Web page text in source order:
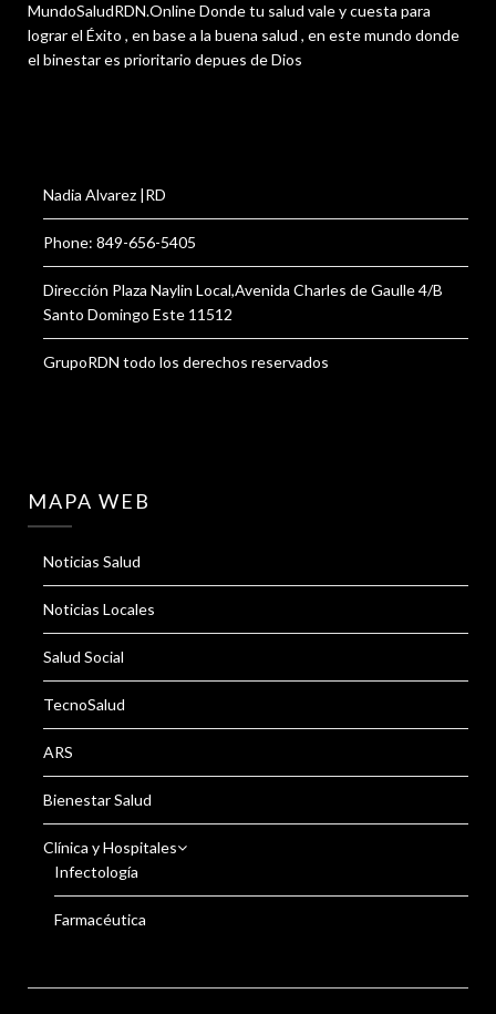
MundoSaludRDN.Online Donde tu salud vale y cuesta para
lograr el Éxito , en base a la buena salud , en este mundo donde
el binestar es prioritario depues de Dios
Nadia Alvarez |RD
Phone: 849-656-5405
Dirección Plaza Naylin Local,Avenida Charles de Gaulle 4/B
Santo Domingo Este 11512
GrupoRDN todo los derechos reservados
MAPA WEB
Noticias Salud
Noticias Locales
Salud Social
TecnoSalud
ARS
Bienestar Salud
Clínica y Hospitales
Infectología
Farmacéutica